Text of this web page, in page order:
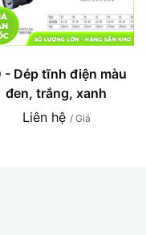
- Dép tĩnh điện màu
đen, trắng, xanh
Liên hệ / Giá